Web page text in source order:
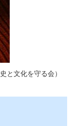
と文化を守る会）